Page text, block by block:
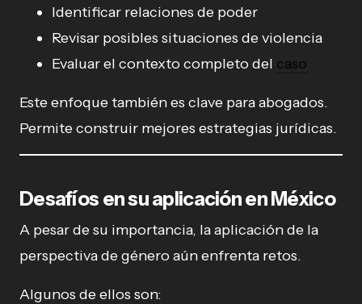
Identificar relaciones de poder
Revisar posibles situaciones de violencia
Evaluar el contexto completo del caso
Este enfoque también es clave para abogados.
Permite construir mejores estrategias jurídicas.
Desafíos en su aplicación en México
A pesar de su importancia, la aplicación de la
perspectiva de género aún enfrenta retos.
Algunos de ellos son: